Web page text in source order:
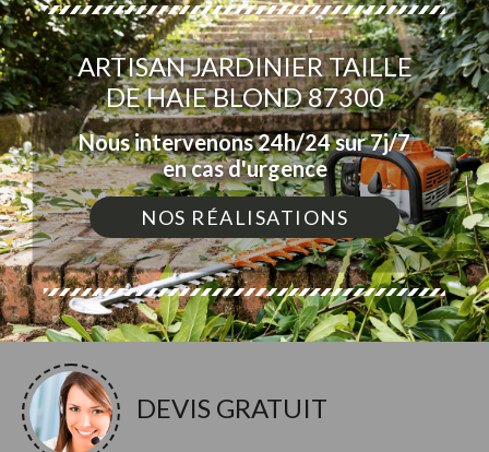
ARTISAN JARDINIER TAILLE
DE HAIE BLOND 87300
Nous intervenons 24h/24 sur 7j/7
en cas d'urgence
NOS RÉALISATIONS
DEVIS GRATUIT